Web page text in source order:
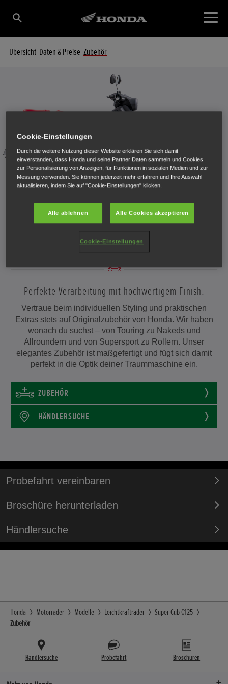
Übersicht Daten & Preise Zubehör
Zubehör für Super Cub C125
TRÄUME WERDEN WAHR
Perfekte Verarbeitung mit hochwertigem Finish.
Vertraue beim individuellen Styling und praktischen
Extras stets auf Originalzubehör von Honda. Wir haben
wonach du suchst – von Touring zu Nakeds und
Allroundern und von Supersport zu Rollern. Unser
elegantes Zubehör ist maßgefertigt und fügt sich damit
perfekt in die Optik deiner Traummaschine ein.
ZUBEHÖR
HÄNDLERSUCHE
Probefahrt vereinbaren
Broschüre herunterladen
Händlersuche
Honda Motorräder Modelle Leichtkrafträder
Super Cub C125
Zubehör
Händlersuche Probefahrt Broschüren
Cookie-Einstellungen
Durch die weitere Nutzung dieser Website erklären Sie sich damit
einverstanden, dass Honda und seine Partner Daten sammeln und Cookies
zur Personalisierung von Anzeigen, für Funktionen in sozialen Medien und zur
Messung verwenden. Sie können jederzeit mehr erfahren und Ihre Auswahl
aktualisieren, indem Sie auf "Cookie-Einstellungen" klicken.
Alle ablehnen Alle Cookies akzeptieren
Cookie-Einstellungen